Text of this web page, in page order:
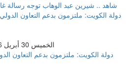
شاهد .. شيرين عبد الوهاب توجه رسالة
الخميس 30 أبريل 2026 04:03 مساءً
دولة الكويت: ملتزمون بدعم التعاون